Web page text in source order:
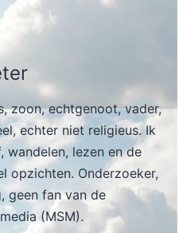
zoon, echtgenoot, vader,
echter niet religieus. Ik
wandelen, lezen en de
opzichten. Onderzoeker,
geen fan van de
(MSM).